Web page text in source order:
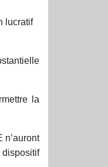
lucratif
la
n’auront
dispositif